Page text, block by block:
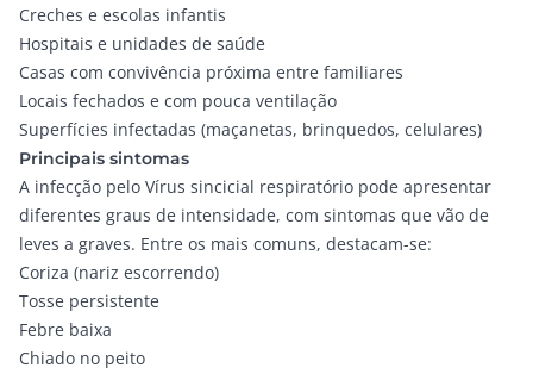
Creches e escolas infantis
Hospitais e unidades de saúde
Casas com convivência próxima entre familiares
Locais fechados e com pouca ventilação
Superfícies infectadas (maçanetas, brinquedos, celulares)
Principais sintomas
A infecção pelo Vírus sincicial respiratório pode apresentar
diferentes graus de intensidade, com sintomas que vão de
leves a graves. Entre os mais comuns, destacam-se:
Coriza (nariz escorrendo)
Tosse persistente
Febre baixa
Chiado no peito